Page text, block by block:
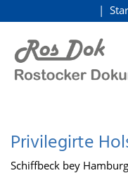
zum Inhalt
Privilegirte
Schiffbeck bey